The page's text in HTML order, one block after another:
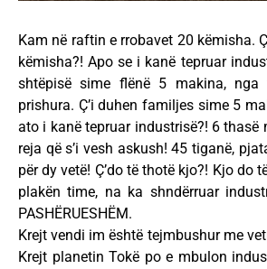
Kam në raftin e rrobavet 20 këmisha.
këmisha?! Apo se i kanë tepruar
shtëpisë sime flënë 5 makina,
prishura. Ç’i duhen familjes sime 5
ato i kanë tepruar industrisë?! 6 thasë
reja që s’i vesh askush! 45 tiganë,
për dy vetë! Ç’do të thotë kjo?! Kjo do
plakën time, na ka shndërruar
PASHËRUESHËM.
Krejt vendi im është tejmbushur me
Krejt planetin Tokë po e mbulon